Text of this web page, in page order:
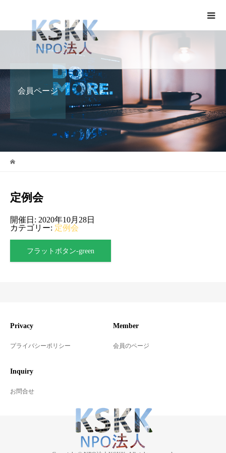
会員ページ
定例会
開催日: 2020年10月28日
カテゴリー: 定例会
フラットボタン-green
Privacy
プライバシーポリシー
Member
会員のページ
Inquiry
お問合せ